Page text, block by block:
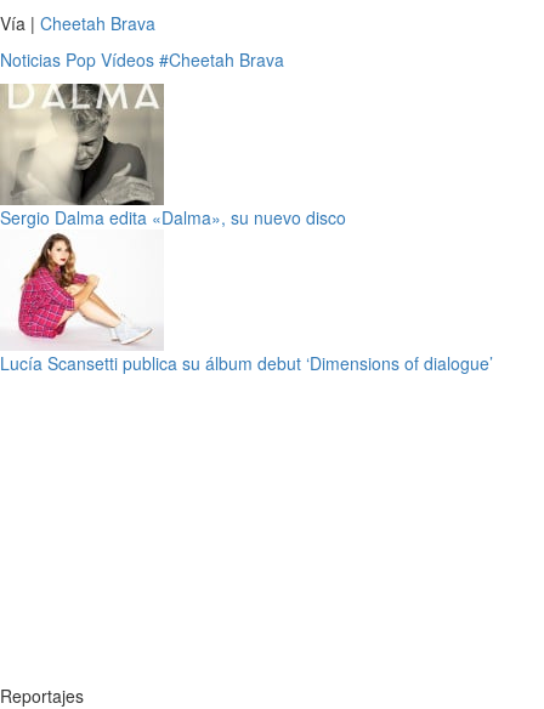
Vía | Cheetah Brava
Noticias Pop Vídeos #Cheetah Brava
Sergio Dalma edita «Dalma», su nuevo disco
Lucía Scansetti publica su álbum debut ‘Dimensions of dialogue’
Reportajes